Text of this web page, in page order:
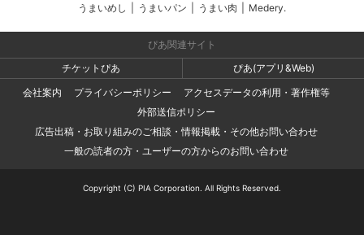
うまいめし
うまいパン うまい肉 Medery.
ぴあ関連サイト
チケットぴあ
ぴあ(アプリ&Web)
会社案内
プライバシーポリシー
アクセスデータの利用・著作権等
外部送信ポリシー
広告出稿・お取り組みのご相談・情報掲載・その他お問い合わせ
一般の読者の方・ユーザーの方からのお問い合わせ
Copyright (C) PIA Corporation. All Rights Reserved.